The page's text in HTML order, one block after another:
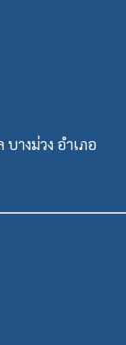
างม่วง อำเภอ